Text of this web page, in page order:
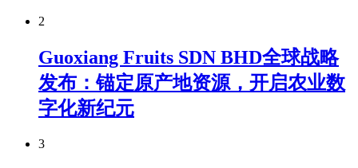
2
Guoxiang Fruits SDN BHD全球战略
发布：锚定原产地资源，开启农业数
字化新纪元
3